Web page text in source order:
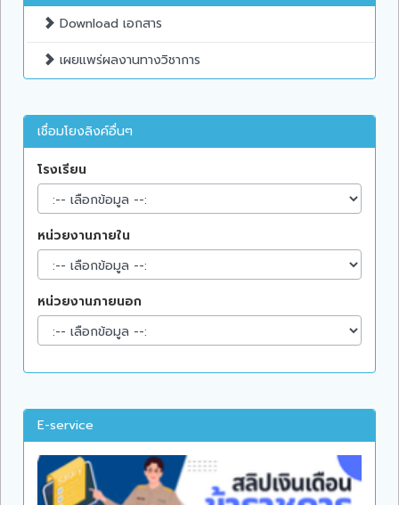
Download เอกสาร
เผยแพร่ผลงานทางวิชาการ
เชื่อมโยงลิงค์อื่นๆ
โรงเรียน
หน่วยงานภายใน
หน่วยงานภายนอก
E-service